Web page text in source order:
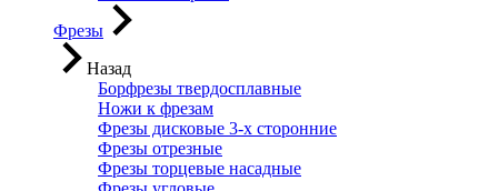
Фрезы
Назад
Борфрезы твердосплавные
Ножи к фрезам
Фрезы дисковые 3-х сторонние
Фрезы отрезные
Фрезы торцевые насадные